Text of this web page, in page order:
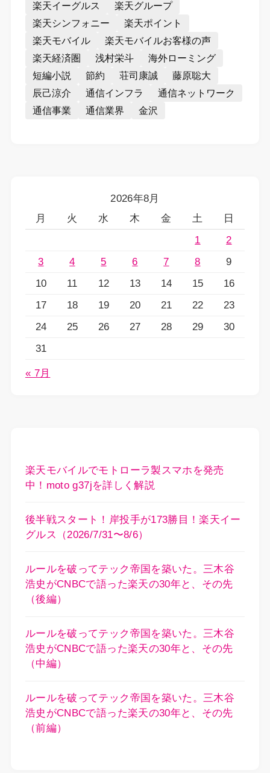
楽天イーグルス
楽天グループ
楽天シンフォニー
楽天ポイント
楽天モバイル
楽天モバイルお客様の声
楽天経済圏
浅村栄斗
海外ローミング
短編小説
節約 荘司康誠
藤原聡大
辰己涼介
通信インフラ
通信ネットワーク
通信事業
通信業界 金沢
2026年8月
月
火 水 木 金 土
日
1
2
3
4 5 6 7 8
9
10
11 12 13 14 15
16
17
18 19 20 21 22
23
24
25 26 27 28 29
30
31
« 7月
楽天モバイルでモトローラ製スマホを発売
中！moto g37jを詳しく解説
後半戦スタート！岸投手が173勝目！楽天イー
グルス（2026/7/31〜8/6）
ルールを破ってテック帝国を築いた。三木谷
浩史がCNBCで語った楽天の30年と、その先
（後編）
ルールを破ってテック帝国を築いた。三木谷
浩史がCNBCで語った楽天の30年と、その先
（中編）
ルールを破ってテック帝国を築いた。三木谷
浩史がCNBCで語った楽天の30年と、その先
（前編）